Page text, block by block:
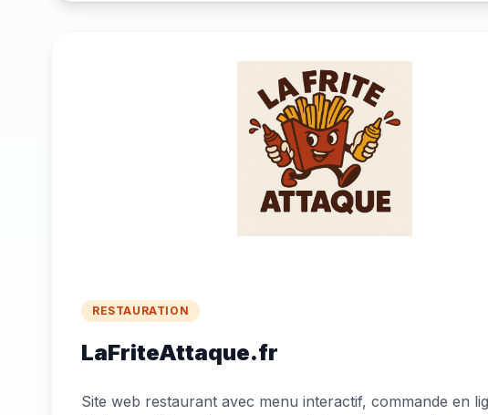
RESTAURATION
LaFriteAttaque.fr
Site web restaurant avec menu interactif, commande en